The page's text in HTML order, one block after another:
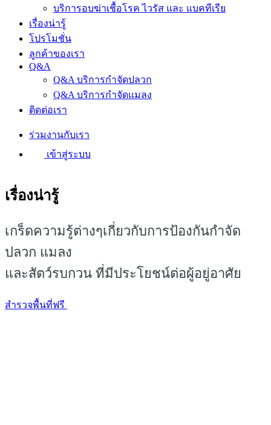
บริการอบฆ่าเชื้อโรค ไวรัส และ แบคทีเรีย
เรื่องน่ารู้
โปรโมชั่น
ลูกค้าของเรา
Q&A
Q&A บริการกำจัดปลวก
Q&A บริการกำจัดแมลง
ติดต่อเรา
ร่วมงานกับเรา
เข้าสู่ระบบ
เรื่องน่ารู้
เกร็ดความรู้ต่างๆเกี่ยวกับการป้องกันกำจัด
ปลวก แมลง
และสัตว์รบกวน ที่มีประโยชน์ต่อผู้อยู่อาศัย
สำรวจพื้นที่ฟรี